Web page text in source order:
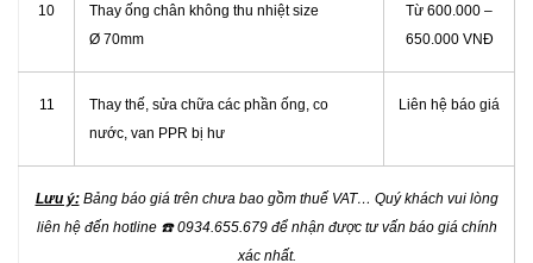
10
Thay ống chân không thu nhiệt size
Ø 70mm
Từ 600.000 –
650.000 VNĐ
11
Thay thế, sửa chữa các phần ống, co
nước, van PPR bị hư
Liên hệ báo giá
Lưu ý:Bảng báo giá trên chưa bao gồm thuế VAT… Quý khách vui lòng
liên hệ đến hotline ☎️0934.655.679 để nhận được tư vấn báo giá chính
xác nhất.